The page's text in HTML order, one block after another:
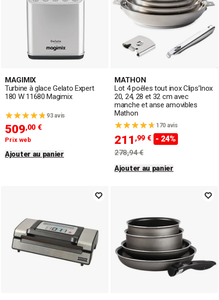
MAGIMIX
Turbine à glace Gelato Expert
180 W 11680 Magimix
93 avis
509,00 €
Prix web
Ajouter au panier
MATHON
Lot 4 poêles tout inox Clips’Inox
20, 24, 28 et 32 cm avec
manche et anse amovibles
Mathon
170 avis
211 ,99 € - 24%
278,94 €
Ajouter au panier